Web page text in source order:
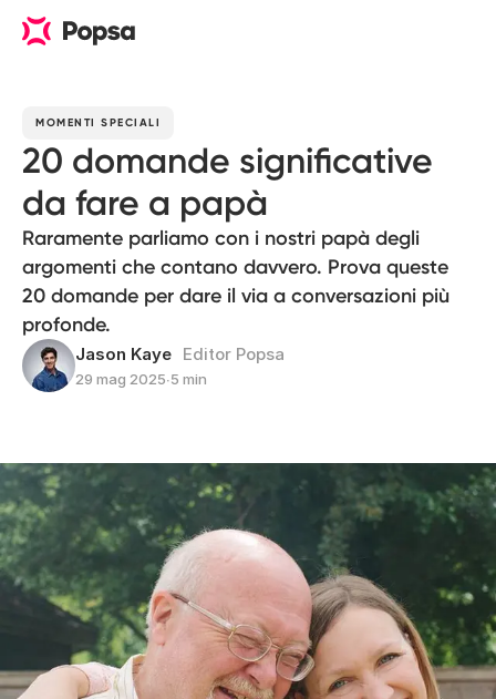
MOMENTI SPECIALI
20 domande significative
da fare a papà
Raramente parliamo con i nostri papà degli
argomenti che contano davvero. Prova queste
20 domande per dare il via a conversazioni più
profonde.
Jason Kaye Editor Popsa
29 mag 2025∙5 min